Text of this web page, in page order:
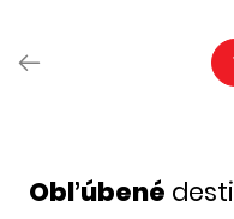
Obľúbené